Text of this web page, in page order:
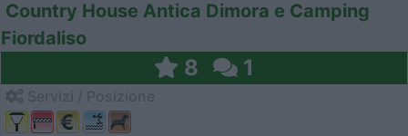
Country House Antica Dimora e Camping
Fiordaliso
8 1